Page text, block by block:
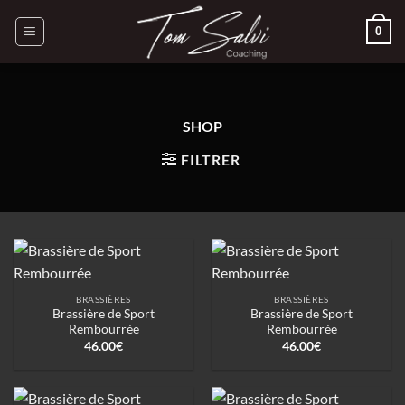
0
SHOP
FILTRER
BRASSIÈRES
Brassière de Sport
Rembourrée
46.00€
BRASSIÈRES
Brassière de Sport
Rembourrée
46.00€